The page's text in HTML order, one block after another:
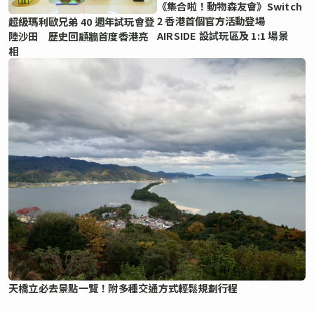
超級瑪利歐兄弟 40 週年試玩會登
陸沙田 歷史回顧牆首度香港亮
相
《集合啦！動物森友會》Switch
2 香港首個官方活動登場
AIRSIDE 設試玩區及 1:1 場景
天橋立必去景點一覽！附多種交通方式輕鬆規劃行程